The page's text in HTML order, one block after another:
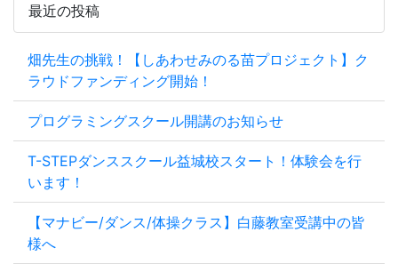
最近の投稿
畑先生の挑戦！【しあわせみのる苗プロジェクト】ク
ラウドファンディング開始！
プログラミングスクール開講のお知らせ
T-STEPダンススクール益城校スタート！体験会を行
います！
【マナビー/ダンス/体操クラス】白藤教室受講中の皆
様へ